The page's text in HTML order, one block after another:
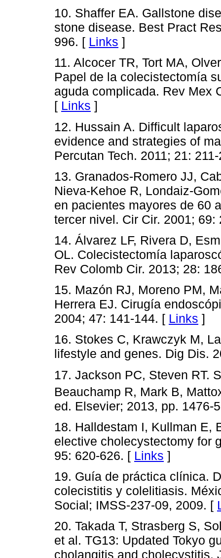
10. Shaffer EA. Gallstone
stone disease. Best Pract
996. [ Links ]
11. Alcocer TR, Tort MA,
Papel de la colecistectomía
aguda complicada. Rev Mex
[ Links ]
12. Hussain A. Difficult
evidence and strategies of
Percutan Tech. 2011; 21:
13. Granados-Romero JJ,
Nieva-Kehoe R, Londaiz-
en pacientes mayores de 60
tercer nivel. Cir Cir. 2001;
14. Álvarez LF, Rivera D,
OL. Colecistectomía
Rev Colomb Cir. 2013; 28:
15. Mazón RJ, Moreno PM,
Herrera EJ. Cirugía
2004; 47: 141-144. [ Links ]
16. Stokes C, Krawczyk M,
lifestyle and genes. Dig Dis.
17. Jackson PC, Steven RT.
Beauchamp R, Mark B,
ed. Elsevier; 2013, pp. 1476-
18. Halldestam I, Kullman E,
elective cholecystectomy for
95: 620-626. [ Links ]
19. Guía de práctica clínica.
colecistitis y colelitiasis.
Social; IMSS-237-09, 2009. [
20. Takada T, Strasberg S,
et al. TG13: Updated Tokyo
cholangitis and cholecystitis.